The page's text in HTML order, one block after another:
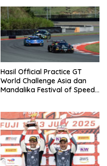
Hasil Official Practice GT
World Challenge Asia dan
Mandalika Festival of Speed